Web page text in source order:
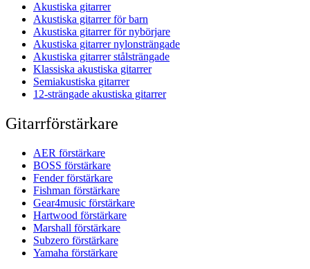
Akustiska gitarrer
Akustiska gitarrer för barn
Akustiska gitarrer för nybörjare
Akustiska gitarrer nylonsträngade
Akustiska gitarrer stålsträngade
Klassiska akustiska gitarrer
Semiakustiska gitarrer
12-strängade akustiska gitarrer
Gitarrförstärkare
AER förstärkare
BOSS förstärkare
Fender förstärkare
Fishman förstärkare
Gear4music förstärkare
Hartwood förstärkare
Marshall förstärkare
Subzero förstärkare
Yamaha förstärkare